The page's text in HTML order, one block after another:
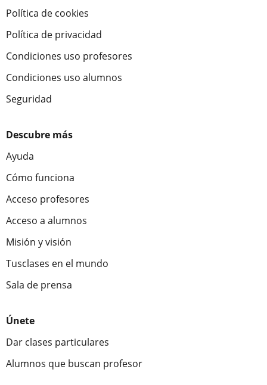
Política de cookies
Política de privacidad
Condiciones uso profesores
Condiciones uso alumnos
Seguridad
Descubre más
Ayuda
Cómo funciona
Acceso profesores
Acceso a alumnos
Misión y visión
Tusclases en el mundo
Sala de prensa
Únete
Dar clases particulares
Alumnos que buscan profesor